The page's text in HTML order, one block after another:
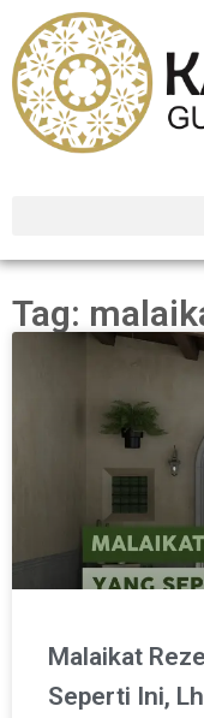
Tag:
Malaikat
Seperti Ini,